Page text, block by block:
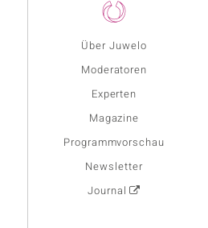
Über Juwelo
Moderatoren
Experten
Magazine
Programmvorschau
Newsletter
Journal